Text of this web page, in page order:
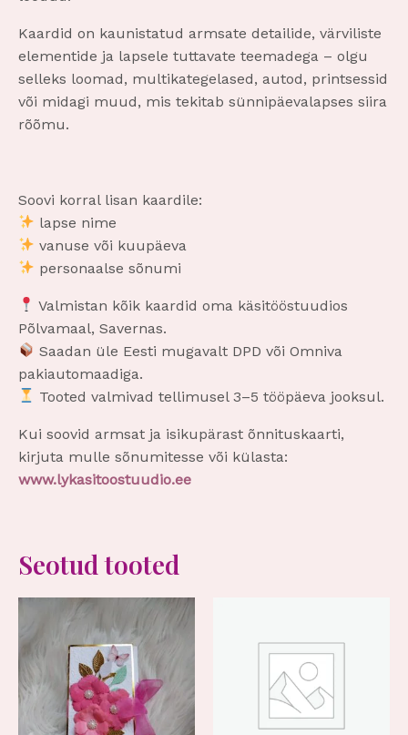
Kaardid on kaunistatud armsate detailide, värviliste
elementide ja lapsele tuttavate teemadega – olgu
selleks loomad, multikategelased, autod, printsessid
või midagi muud, mis tekitab sünnipäevalapses siira
rõõmu.
Soovi korral lisan kaardile:
lapse nime
vanuse või kuupäeva
personaalse sõnumi
Valmistan kõik kaardid oma käsitööstuudios
Põlvamaal, Savernas.
Saadan üle Eesti mugavalt DPD või Omniva
pakiautomaadiga.
Tooted valmivad tellimusel 3–5 tööpäeva jooksul.
Kui soovid armsat ja isikupärast õnnituskaarti,
kirjuta mulle sõnumitesse või külasta:
www.lykasitoostuudio.ee
Seotud tooted